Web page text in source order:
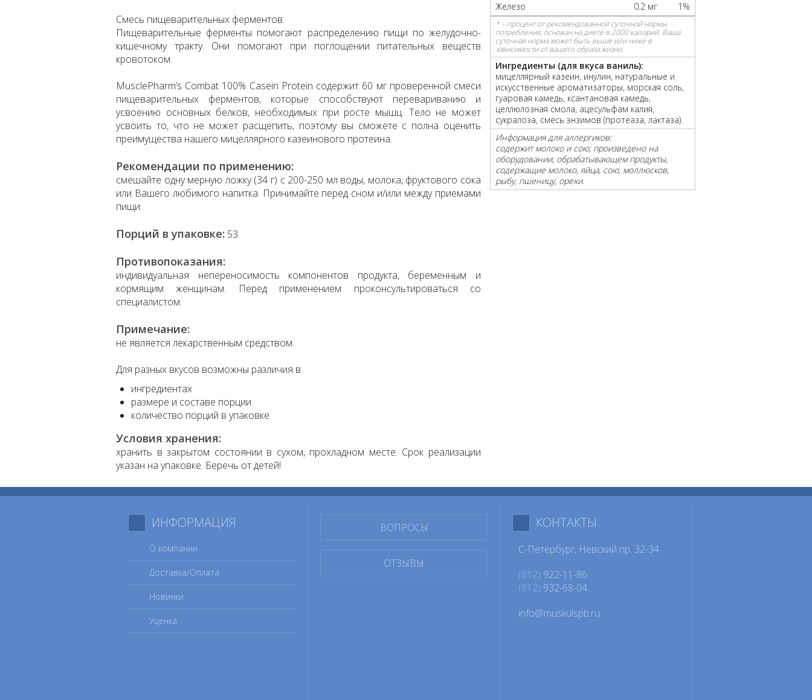
Смесь пищеварительных ферментов.
Пищеварительные ферменты помогают распределению пищи по желудочно-
кишечному тракту. Они помогают при поглощении питательных веществ
кровотоком.
MusclePharm’s Combat 100% Casein Protein содержит 60 мг проверенной смеси
пищеварительных ферментов, которые способствуют перевариванию и
усвоению основных белков, необходимых при росте мышц. Тело не может
усвоить то, что не может расщепить, поэтому вы сможете с полна оценить
преимущества нашего мицеллярного казеинового протеина.
Рекомендации по применению:
смешайте одну мерную ложку (34 г) с 200-250 мл воды, молока, фруктового сока
или Вашего любимого напитка. Принимайте перед сном и/или между приемами
пищи.
Порций в упаковке: 53
Противопоказания:
индивидуальная непереносимость компонентов продукта, беременным и
кормящим женщинам. Перед применением проконсультироваться со
специалистом.
Примечание:
не является лекарственным средством.
Для разных вкусов возможны различия в:
ингредиентах
размере и составе порции
количество порций в упаковке
Условия хранения:
хранить в закрытом состоянии в сухом, прохладном месте. Срок реализации
указан на упаковке. Беречь от детей!
Железо
0.2 мг 1%
* – процент от рекомендованной суточной нормы
потребления, основан на диете в 2000 калорий. Ваша
суточная норма может быть выше или ниже в
зависимости от вашего образа жизни.
Ингредиенты (для вкуса ваниль):
мицеллярный казеин, инулин, натуральные и
искусственные ароматизаторы, морская соль,
гуаровая камедь, ксантановая камедь,
целлюлозная смола, ацесульфам калия,
сукралоза, смесь энзимов (протеаза, лактаза).
Информация для аллергиков:
содержит молоко и сою; произведено на
оборудовании, обрабатывающем продукты,
содержащие молоко, яйца, сою, моллюсков,
рыбу, пшеницу, орехи.
ИНФОРМАЦИЯ
О компании
Доставка/Оплата
Новинки
Уценка
ВОПРОСЫ
ОТЗЫВЫ
КОНТАКТЫ
С-Петербург, Невский пр. 32-34
(812) 922-11-86
(812) 932-68-04
info@muskulspb.ru